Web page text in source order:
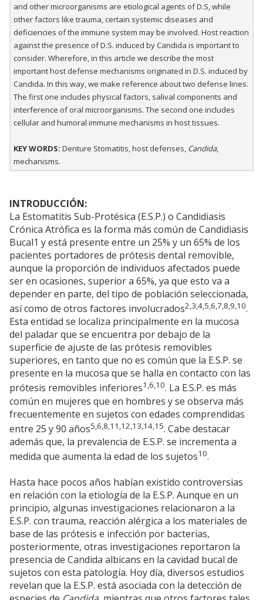
and other microorganisms are etiological agents of D.S, while
other factors like trauma, certain systemic diseases and
deficiencies of the immune system may be involved. Host reaction
against the presence of D.S. induced by Candida is important to
consider. Wherefore, in this article we describe the most
important host defense mechanisms originated in D.S. induced by
Candida. In this way, we make reference about two defense lines.
The first one includes physical factors, salival components and
interference of oral microorganisms. The second one includes
cellular and humoral immune mechanisms in host tissues.
KEY WORDS: Denture Stomatitis, host defenses, Candida,
mechanisms.
INTRODUCCIÓN:
La Estomatitis Sub-Protésica (E.S.P.) o Candidiasis
Crónica Atrófica es la forma más común de Candidiasis
Bucal1 y está presente entre un 25% y un 65% de los
pacientes portadores de prótesis dental removible,
aunque la proporción de individuos afectados puede
ser en ocasiones, superior a 65%, ya que esto va a
depender en parte, del tipo de población seleccionada,
así como de otros factores involucrados2,3,4,5,6,7,8,9,10.
Esta entidad se localiza principalmente en la mucosa
del paladar que se encuentra por debajo de la
superficie de ajuste de las prótesis removibles
superiores, en tanto que no es común que la E.S.P. se
presente en la mucosa que se halla en contacto con las
prótesis removibles inferiores1,6,10. La E.S.P. es más
común en mujeres que en hombres y se observa más
frecuentemente en sujetos con edades comprendidas
entre 25 y 90 años5,6,8,11,12,13,14,15. Cabe destacar
además que, la prevalencia de E.S.P. se incrementa a
medida que aumenta la edad de los sujetos10.
Hasta hace pocos años habían existido controversias
en relación con la etiología de la E.S.P. Aunque en un
principio, algunas investigaciones relacionaron a la
E.S.P. con trauma, reacción alérgica a los materiales de
base de las prótesis e infección por bacterias,
posteriormente, otras investigaciones reportaron la
presencia de Candida albicans en la cavidad bucal de
sujetos con esta patología. Hoy día, diversos estudios
revelan que la E.S.P. está asociada con la detección de